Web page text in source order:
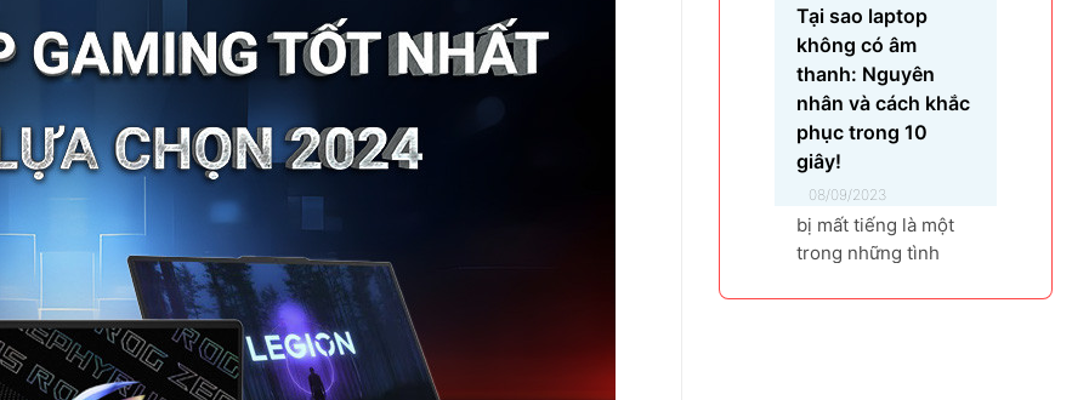
không nhận tai nghe
là gì? Làm sao để
khắc phục hiệu quả
tình trạng laptop –
máy tính...
Tại sao laptop
không có âm
thanh: Nguyên
nhân và cách khắc
phục trong 10
giây!
08/09/2023
bị mất tiếng là một
trong những tình